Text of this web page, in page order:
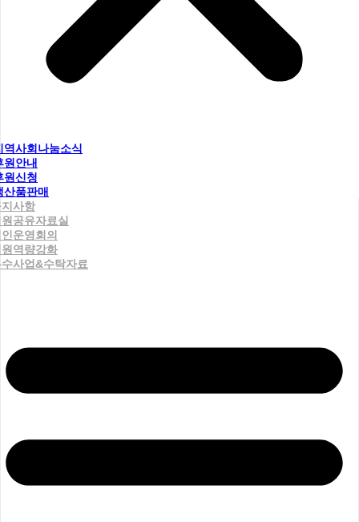
역사회나눔소식
원안내
원신청
산품판매
사항
공유자료실
운영회의
역량강화
사업&수탁자료